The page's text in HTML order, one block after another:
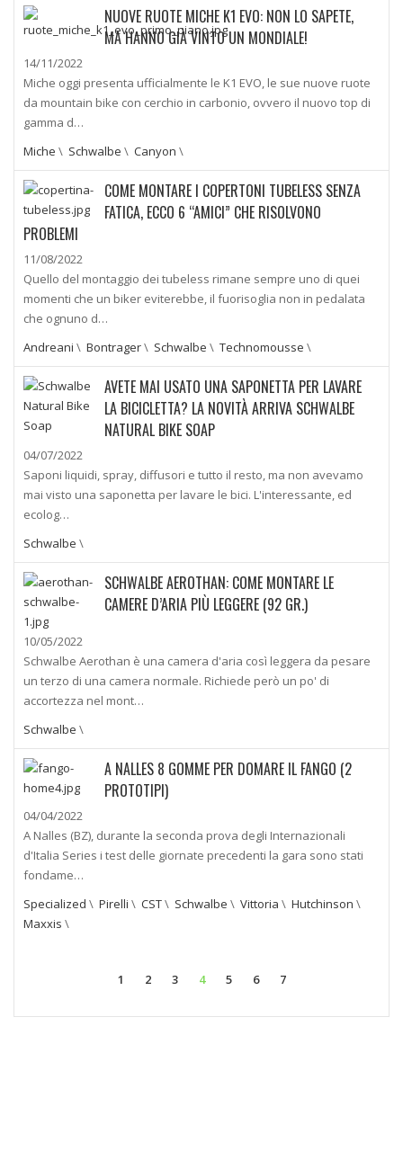
NUOVE RUOTE MICHE K1 EVO: NON LO SAPETE,
MA HANNO GIÀ VINTO UN MONDIALE!
14/11/2022
Miche oggi presenta ufficialmente le K1 EVO, le sue nuove ruote
da mountain bike con cerchio in carbonio, ovvero il nuovo top di
gamma d…
Miche \ Schwalbe \ Canyon \
COME MONTARE I COPERTONI TUBELESS SENZA
FATICA, ECCO 6 “AMICI” CHE RISOLVONO
PROBLEMI
11/08/2022
Quello del montaggio dei tubeless rimane sempre uno di quei
momenti che un biker eviterebbe, il fuorisoglia non in pedalata
che ognuno d…
Andreani \ Bontrager\ Schwalbe \ Technomousse \
AVETE MAI USATO UNA SAPONETTA PER LAVARE
LA BICICLETTA? LA NOVITÀ ARRIVA SCHWALBE
NATURAL BIKE SOAP
04/07/2022
Saponi liquidi, spray, diffusori e tutto il resto, ma non avevamo
mai visto una saponetta per lavare le bici. L'interessante, ed
ecolog…
Schwalbe \
SCHWALBE AEROTHAN: COME MONTARE LE
CAMERE D’ARIA PIÙ LEGGERE (92 GR.)
10/05/2022
Schwalbe Aerothan è una camera d'aria così leggera da pesare
un terzo di una camera normale. Richiede però un po' di
accortezza nel mont…
Schwalbe \
A NALLES 8 GOMME PER DOMARE IL FANGO (2
PROTOTIPI)
04/04/2022
A Nalles (BZ), durante la seconda prova degli Internazionali
d'Italia Series i test delle giornate precedenti la gara sono stati
fondame…
Specialized \ Pirelli \ CST\ Schwalbe \ Vittoria \ Hutchinson \
Maxxis \
1 2 3 4 5 6 7